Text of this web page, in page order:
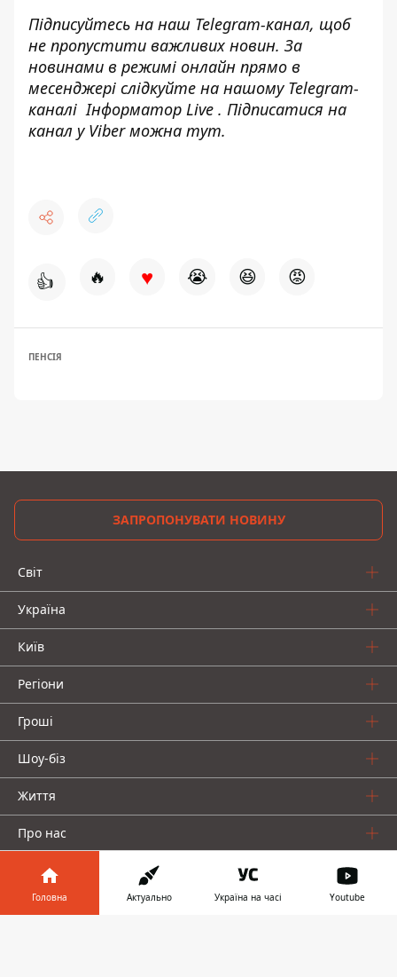
Підписуйтесь на наш Telegram-канал, щоб
не пропустити важливих новин. За
новинами в режимі онлайн прямо в
месенджері слідкуйте на нашому Telegram-
каналіІнформатор Live . Підписатися на
канал у Viber можна тут.
👍 🔥 ♥ 😭 😆 😡
ПЕНСІЯ
ЗАПРОПОНУВАТИ НОВИНУ
Світ
Україна
Київ
Регіони
Гроші
Шоу-біз
Життя
Про нас
Головна Актуально Україна на часі Youtube